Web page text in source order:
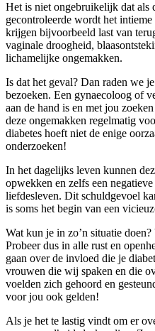
Het is niet ongebruikelijk dat als
gecontroleerde wordt het
krijgen bijvoorbeeld last van
vaginale droogheid,
lichamelijke ongemakken.
Is dat het geval? Dan raden we
bezoeken. Een gynaecoloog of
aan de hand is en met jou
deze ongemakken regelmatig
diabetes hoeft niet de enige
onderzoeken!
In het dagelijks leven kunnen
opwekken en zelfs een
liefdesleven. Dit schuldgevoel
is soms het begin van een
Wat kun je in zo’n situatie
Probeer dus in alle rust en
gaan over de invloed die je
vrouwen die wij spaken en die
voelden zich gehoord en
voor jou ook gelden!
Als je het te lastig vindt om er